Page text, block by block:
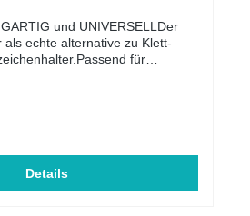
und UNIVERSELLDer
als echte alternative zu Klett-
für
über 300Km/HWaschstraßen
keine Probleme mit TÜV und
Installation und
Halter bleibt fix am
Details